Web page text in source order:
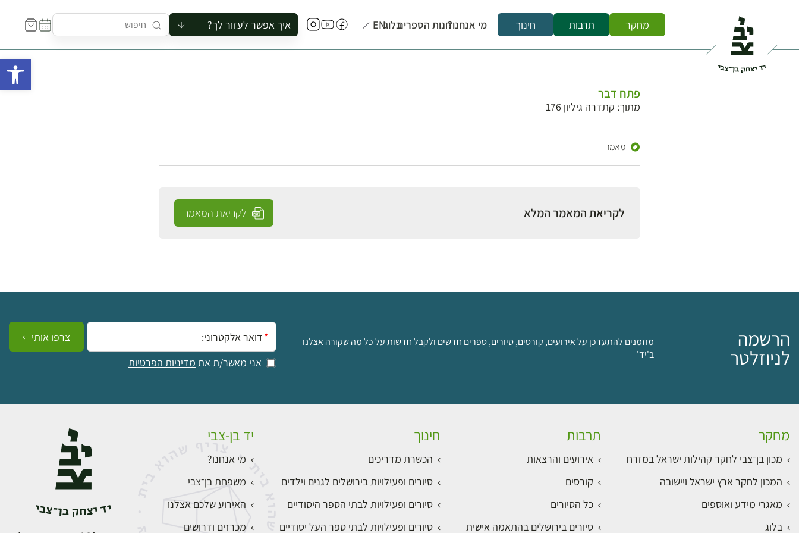
מחקר תרבות חינוך מי אנחנו?חנות הספריםבלוגEN איך אפשר לעזור לך?
להזמין סיור לקבוצה
פתח דבר
מתוך: קתדרה גיליון 176
מאמר
לקריאת המאמר המלא לקריאת המאמר
הרשמה
לניוזלטר
מוזמנים להתעדכן על אירועים, קורסים, סיורים, ספרים חדשים ולקבל חדשות על כל מה שקורה אצלנו
ב'יד'
אימייל:
אני מאשר/ת את מדיניות הפרטיות
צרפו אותי
מחקר
מכון בן־צבי לחקר קהילות ישראל במזרח
המכון לחקר ארץ ישראל ויישובה
מאגרי מידע ואוספים
בלוג
תרבות
אירועים והרצאות
קורסים
כל הסיורים
סיורים בירושלים בהתאמה אישית
חינוך
הכשרת מדריכים
סיורים ופעילויות בירושלים לגנים וילדים
סיורים ופעילויות לבתי הספר היסודיים
סיורים ופעילויות לבתי ספר העל יסודיים
יד בן-צבי
מי אנחנו?
משפחת בן־צבי
האירוע שלכם אצלנו
מכרזים ודרושים